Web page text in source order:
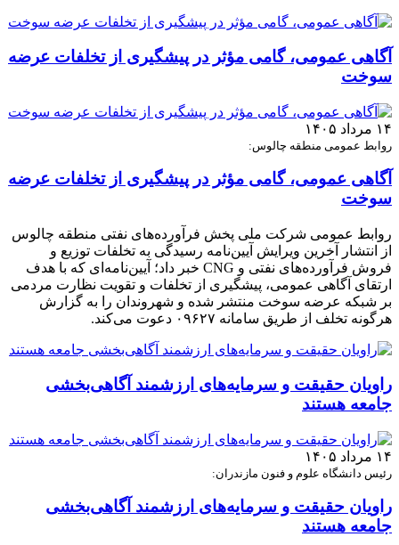
آگاهی عمومی، گامی مؤثر در پیشگیری از تخلفات عرضه
سوخت
۱۴ مرداد ۱۴۰۵
روابط عمومی منطقه چالوس:
آگاهی عمومی، گامی مؤثر در پیشگیری از تخلفات عرضه
سوخت
روابط عمومی شرکت ملی پخش فرآورده‌های نفتی منطقه چالوس
از انتشار آخرین ویرایش آیین‌نامه رسیدگی به تخلفات توزیع و
فروش فرآورده‌های نفتی و CNG خبر داد؛ آیین‌نامه‌ای که با هدف
ارتقای آگاهی عمومی، پیشگیری از تخلفات و تقویت نظارت مردمی
بر شبکه عرضه سوخت منتشر شده و شهروندان را به گزارش
هرگونه تخلف از طریق سامانه ۰۹۶۲۷ دعوت می‌کند.
راویان حقیقت و سرمایه‌های ارزشمند آگاهی‌بخشی
جامعه هستند
۱۴ مرداد ۱۴۰۵
رئیس دانشگاه علوم و فنون مازندران:
راویان حقیقت و سرمایه‌های ارزشمند آگاهی‌بخشی
جامعه هستند